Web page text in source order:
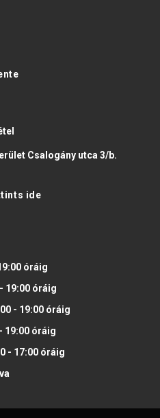
Csalogány utca 3/b.
ide
óráig
19:00óráig
- 19:00óráig
19:00óráig
- 17:00óráig